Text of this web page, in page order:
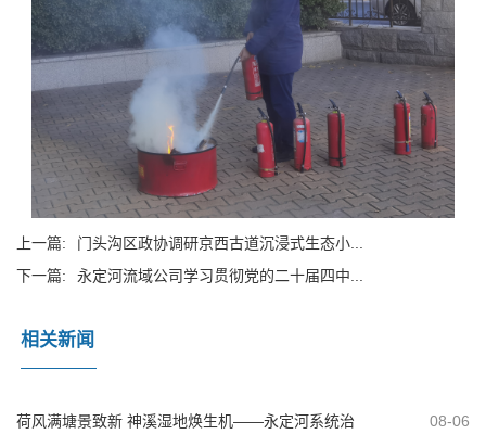
上一篇:
门头沟区政协调研京西古道沉浸式生态小...
下一篇:
永定河流域公司学习贯彻党的二十届四中...
相关新闻
荷风满塘景致新 神溪湿地焕生机——永定河系统治
08-06